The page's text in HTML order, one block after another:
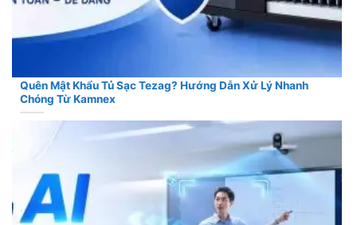
Quên Mật Khẩu Tủ Sạc Tezag? Hướng Dẫn Xử Lý Nhanh
Chóng Từ Kamnex